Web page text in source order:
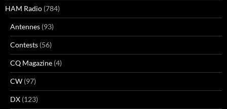
HAM Radio (784)
Antennes (93)
Contests (56)
CQ Magazine (4)
CW (97)
DX (123)